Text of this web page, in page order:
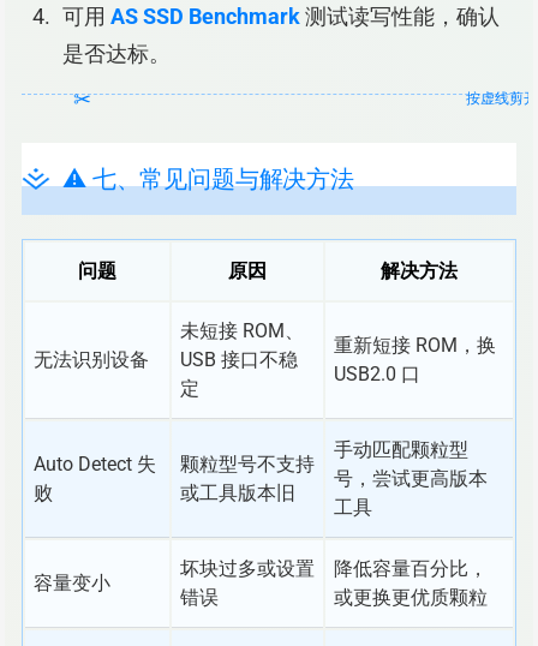
可用 AS SSD Benchmark测试读写性能，确认
是否达标。
⚠️ 七、常见问题与解决方法
问题 原因 解决方法
无法识别设备
未短接 ROM、
USB 接口不稳
定
重新短接 ROM，换
USB2.0 口
Auto Detect 失
败
颗粒型号不支持
或工具版本旧
手动匹配颗粒型
号，尝试更高版本
工具
容量变小
坏块过多或设置
错误
降低容量百分比，
或更换更优质颗粒